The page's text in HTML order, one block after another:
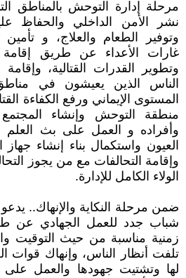
مرحلة إدارة التوحش بالمناطق
نشر الأمن الداخلي والحفاظ
وتوفير الطعام والعلاج، و
غارات الأعداء عن طريق إقامة
وتطوير القدرات القتالية،
الناس الذين يعيشون في
المستوى الإيماني ورفع الكفاءة
منطقة التوحش وإنشاء المجتمع
وأفراده و العمل على بث
العيون واستكمال بناء إنشاء جهاز
وإقامة التحالفات مع من يجوز
الولاء الكامل للإدارة.
ضمن مرحلة النكاية والإنهاك..
شباب جدد للعمل الجهادي عن
زمنية مناسبة من حيث التوقيت
تلفت أنظار الناس، وإنهاك قوات
لها وتشتيت جهودها والعمل على